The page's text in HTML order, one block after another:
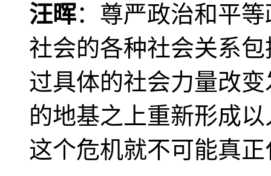
汪晖：尊严政治和平
社会的各种社会关系
过具体的社会力量改
的地基之上重新形成
这个危机就不可能真